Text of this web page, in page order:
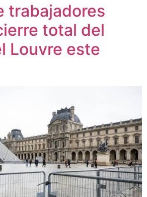
trabajadores
total del
Louvre este